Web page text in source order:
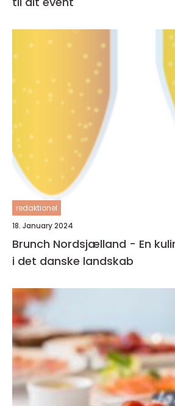
redaktionel
18. January 2024
Brunch Nordsjælland - En
i det danske landskab